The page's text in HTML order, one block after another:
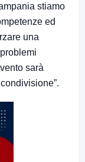
stiamo
ed
una
sarà